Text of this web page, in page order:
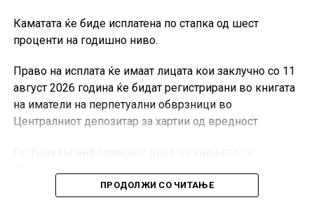
Каматата ќе биде исплатена по стапка од шест
проценти на годишно ниво.
Право на исплата ќе имаат лицата кои заклучно со 11
август 2026 година ќе бидат регистрирани во книгата
на иматели на перпетуални обврзници во
Централниот депозитар за хартии од вредност.
пресметана акумулирана камата за 182, односно 183
ПРОДОЛЖИ СО ЧИТАЊЕ